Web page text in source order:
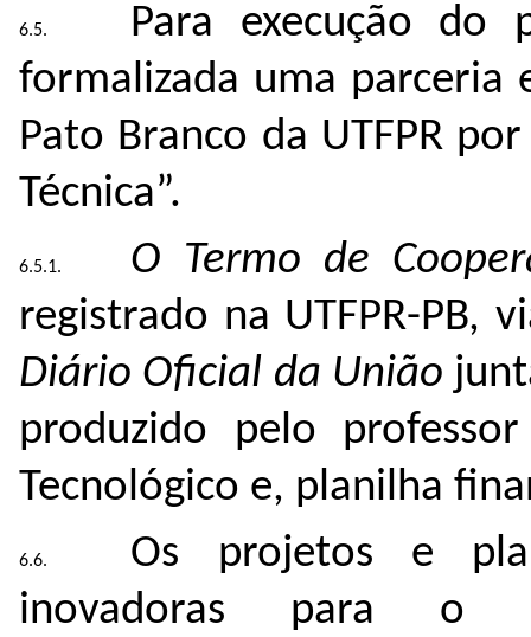
Para execução do
formalizada uma parceria
Pato Branco da UTFPR
Técnica”.
O Termo de
registrado na UTFPR-PB,
Diário Oficial da União
produzido pelo
Tecnológico e, planilha
Os projetos e
inovadoras para o